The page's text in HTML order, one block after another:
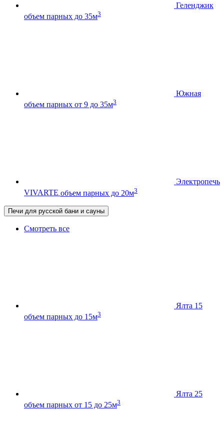
Геленджик
объем парных до 35м3
Южная
объем парных от 9 до 35м3
Электропечь
VIVARTE объем парных до 20м3
Печи для русской бани и сауны
Смотреть все
Ялта 15
объем парных до 15м3
Ялта 25
объем парных от 15 до 25м3